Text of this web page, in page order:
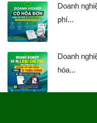
Doanh
phí...
Doanh
hóa...